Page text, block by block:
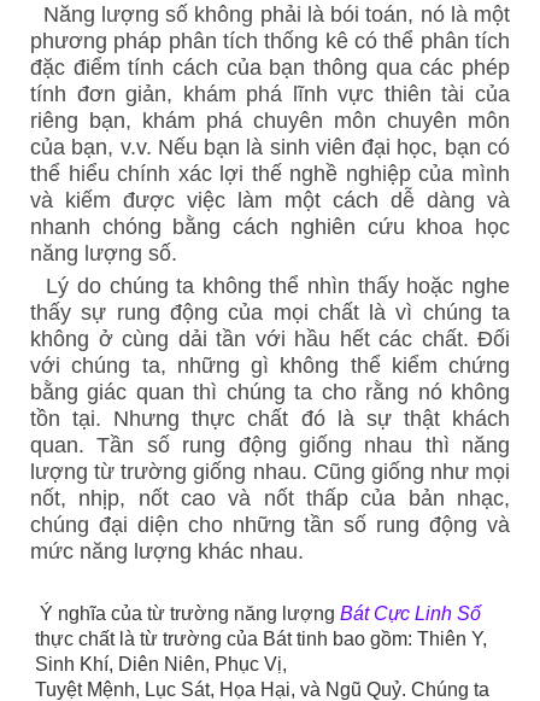
Năng lượng số không phải là bói toán, nó là một
phương pháp phân tích thống kê có thể phân tích
đặc điểm tính cách của bạn thông qua các phép
tính đơn giản, khám phá lĩnh vực thiên tài của
riêng bạn, khám phá chuyên môn chuyên môn
của bạn, v.v. Nếu bạn là sinh viên đại học, bạn có
thể hiểu chính xác lợi thế nghề nghiệp của mình
và kiếm được việc làm một cách dễ dàng và
nhanh chóng bằng cách nghiên cứu khoa học
năng lượng số.
Lý do chúng ta không thể nhìn thấy hoặc nghe
thấy sự rung động của mọi chất là vì chúng ta
không ở cùng dải tần với hầu hết các chất. Đối
với chúng ta, những gì không thể kiểm chứng
bằng giác quan thì chúng ta cho rằng nó không
tồn tại. Nhưng thực chất đó là sự thật khách
quan. Tần số rung động giống nhau thì năng
lượng từ trường giống nhau. Cũng giống như mọi
nốt, nhịp, nốt cao và nốt thấp của bản nhạc,
chúng đại diện cho những tần số rung động và
mức năng lượng khác nhau.
Ý nghĩa của từ trường năng lượng Bát Cực Linh Số
thực chất là từ trường của Bát tinh bao gồm: Thiên Y,
Sinh Khí, Diên Niên, Phục Vị,
Tuyệt Mệnh, Lục Sát, Họa Hại, và Ngũ Quỷ. Chúng ta